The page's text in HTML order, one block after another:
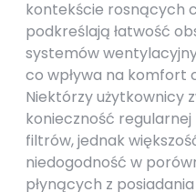
kontekście rosnących
podkreślają łatwość
systemów
co wpływa na komfort
Niektórzy użytkownicy
konieczność
filtrów, jednak
niedogodność w
płynących z